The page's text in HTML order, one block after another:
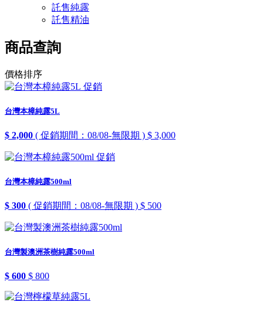
託售純露
託售精油
商品查詢
價格排序
促銷
台灣本樟純露5L
$ 2,000 ( 促銷期間：08/08-無限期 ) $ 3,000
促銷
台灣本樟純露500ml
$ 300 ( 促銷期間：08/08-無限期 ) $ 500
台灣製澳洲茶樹純露500ml
$ 600 $ 800